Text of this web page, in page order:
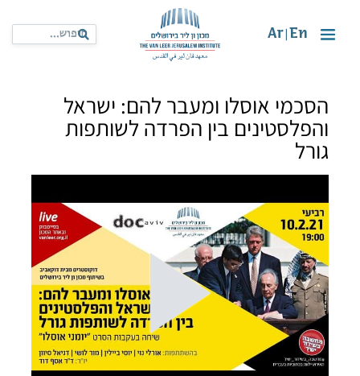
En
Ar
הסכמי אוסלו ומעבר להם: ישראל
והפלסטינים בין הפרדה לשותפות
גורל